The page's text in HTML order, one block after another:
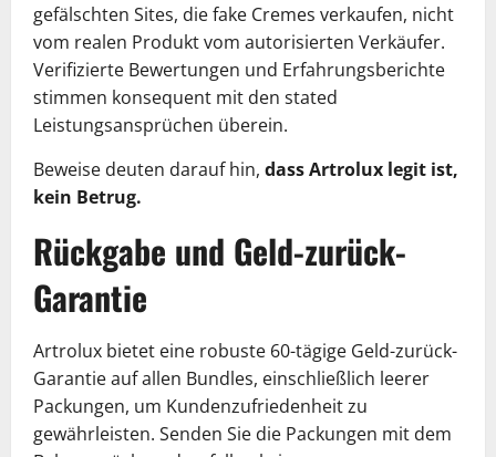
gefälschten Sites, die fake Cremes verkaufen, nicht
vom realen Produkt vom autorisierten Verkäufer.
Verifizierte Bewertungen und Erfahrungsberichte
stimmen konsequent mit den stated
Leistungsansprüchen überein.
Beweise deuten darauf hin, dass Artrolux legit ist,
kein Betrug.
Rückgabe und Geld-zurück-
Garantie
Artrolux bietet eine robuste 60-tägige Geld-zurück-
Garantie auf allen Bundles, einschließlich leerer
Packungen, um Kundenzufriedenheit zu
gewährleisten. Senden Sie die Packungen mit dem